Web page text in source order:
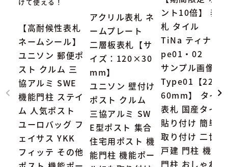
けて使える！
【高耐候性表札
ネームシール】
ユニソン 郵便ポ
スト クルム 三
協アルミ SWE
機能門柱 ステイ
ム 人気ポスト
ユーロバッグ フ
ェイサス YKK
フィッテ その他
アクリル表札 ネ
ームプレート
二層板表札【サ
イズ：120×30
mm】
ユニソン 壁付け
ポスト クルム
三協アルミ SW
E型ポスト 集合
住宅用ポスト 機
能門柱 機能ポー
ント10倍】 表
札 タイル
TiNa ティナ Ty
pe01・02
サンプル画像：
Type01【227×
60mm】 タイル
表札 国産タイル
貼り付け 簡単
取り付け 二世帯
戸建 門柱 機能
門柱 おしゃれ